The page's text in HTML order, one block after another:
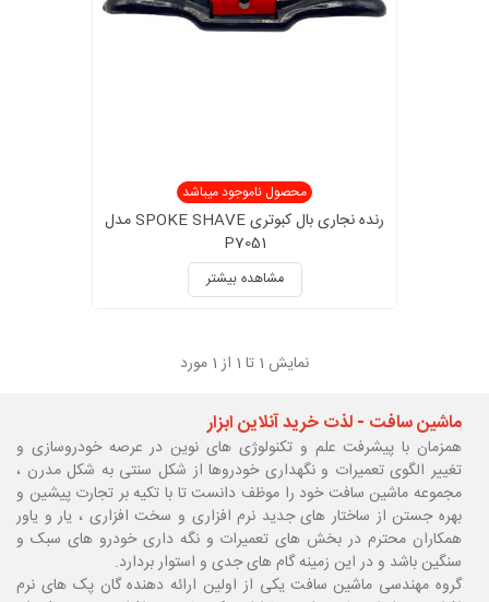
محصول ناموجود میباشد
رنده نجاری بال کبوتری SPOKE SHAVE مدل
P7051
مشاهده بیشتر
نمایش 1 تا 1 از 1 مورد
ماشین سافت - لذت خرید آنلاین ابزار
همزمان با پیشرفت علم و تکنولوژی های نوین در عرصه خودروسازی و
تغییر الگوی تعمیرات و نگهداری خودروها از شکل سنتی به شکل مدرن ،
مجموعه ماشین سافت خود را موظف دانست تا با تکیه بر تجارت پیشین و
بهره جستن از ساختار های جدید نرم افزاری و سخت افزاری ، یار و یاور
همکاران محترم در بخش های تعمیرات و نگه داری خودرو های سبک و
سنگین باشد و در این زمینه گام های جدی و استوار بردارد.
گروه مهندسی ماشین سافت یکی از اولین ارائه دهنده گان پک های نرم